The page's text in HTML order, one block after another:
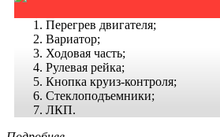
Перегрев двигателя;
Вариатор;
Ходовая часть;
Рулевая рейка;
Кнопка круиз-контроля;
Стеклоподъемники;
ЛКП.